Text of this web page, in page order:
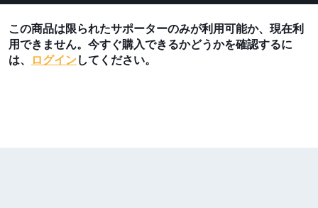
この商品は限られたサポーターのみが利用可能か、現在利
用できません。今すぐ購入できるかどうかを確認するに
は、
ログインしてください。